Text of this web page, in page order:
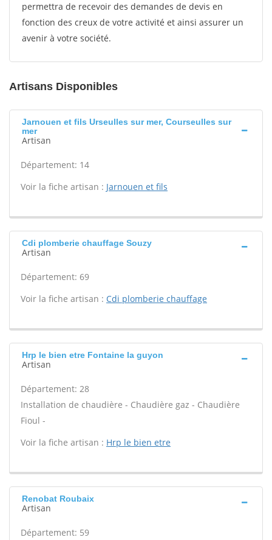
permettra de recevoir des demandes de devis en
fonction des creux de votre activité et ainsi assurer un
avenir à votre société.
Artisans Disponibles
Jarnouen et fils Urseulles sur mer, Courseulles sur
mer
Artisan
Département: 14
Voir la fiche artisan : Jarnouen et fils
Cdi plomberie chauffage Souzy
Artisan
Département: 69
Voir la fiche artisan : Cdi plomberie chauffage
Hrp le bien etre Fontaine la guyon
Artisan
Département: 28
Installation de chaudière - Chaudière gaz - Chaudière
Fioul -
Voir la fiche artisan : Hrp le bien etre
Renobat Roubaix
Artisan
Département: 59